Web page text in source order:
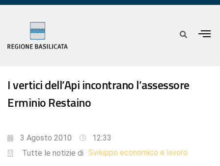
I vertici dell’Api incontrano l’assessore
Erminio Restaino
3 Agosto 2010
12:33
Tutte le notizie di Sviluppo economico e lavoro